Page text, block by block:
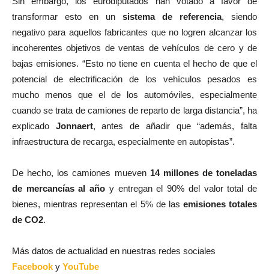
transformar esto en un sistema de referencia, siendo
negativo para aquellos fabricantes que no logren alcanzar los
incoherentes objetivos de ventas de vehículos de cero y de
bajas emisiones. “Esto no tiene en cuenta el hecho de que el
potencial de electrificación de los vehículos pesados es
mucho menos que el de los automóviles, especialmente
cuando se trata de camiones de reparto de larga distancia”, ha
explicado Jonnaert, antes de añadir que “además, falta
infraestructura de recarga, especialmente en autopistas”.
De hecho, los camiones mueven 14 millones de toneladas
de mercancías al año y entregan el 90% del valor total de
bienes, mientras representan el 5% de las emisiones totales
de CO2.
Más datos de actualidad en nuestras redes sociales
Facebooky YouTube